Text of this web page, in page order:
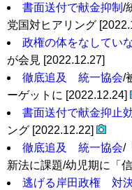
書面送付で献金抑制 /
党国対ヒアリング
政権の体をなしてい
が会見 [2022.12.27]
徹底追及 統一協会/
ーゲットに [2022.12.24]
書面送付で献金抑止
ング [2022.12.22]
徹底追及 統一協会/
新法に課題/幼児期に「
逃げる岸田政権 対